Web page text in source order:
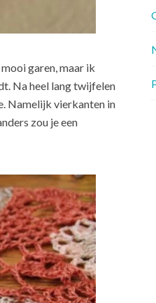
garen, maar ik
Na heel lang twijfelen
Namelijk vierkanten in
zou je een